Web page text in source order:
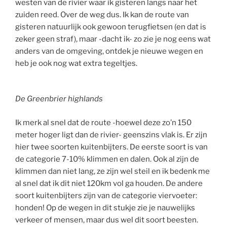
westen van de rivier waar ik gisteren langs naar het
zuiden reed. Over de weg dus. Ik kan de route van
gisteren natuurlijk ook gewoon terugfietsen (en dat is
zeker geen straf), maar -dacht ik- zo zie je nog eens wat
anders van de omgeving, ontdek je nieuwe wegen en
heb je ook nog wat extra tegeltjes.
De Greenbrier highlands
Ik merk al snel dat de route -hoewel deze zo’n 150
meter hoger ligt dan de rivier- geenszins vlak is. Er zijn
hier twee soorten kuitenbijters. De eerste soort is van
de categorie 7-10% klimmen en dalen. Ook al zijn de
klimmen dan niet lang, ze zijn wel steil en ik bedenk me
al snel dat ik dit niet 120km vol ga houden. De andere
soort kuitenbijters zijn van de categorie viervoeter:
honden! Op de wegen in dit stukje zie je nauwelijks
verkeer of mensen, maar dus wel dit soort beesten.